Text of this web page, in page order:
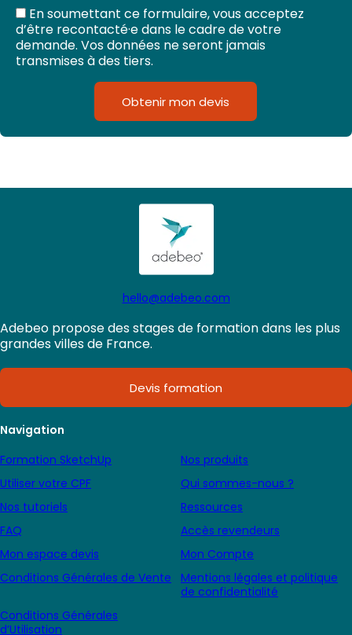
En soumettant ce formulaire, vous acceptez
d’être recontacté·e dans le cadre de votre
demande. Vos données ne seront jamais
transmises à des tiers.
Obtenir mon devis
hello@adebeo.com
Adebeo propose des stages de formation dans les plus
grandes villes de France.
Devis formation
Navigation
Formation SketchUp
Nos produits
Utiliser votre CPF
Qui sommes-nous ?
Nos tutoriels
Ressources
FAQ
Accès revendeurs
Mon espace devis
Mon Compte
Conditions Générales de Vente
Mentions légales et politique
de confidentialité
Conditions Générales
d’Utilisation